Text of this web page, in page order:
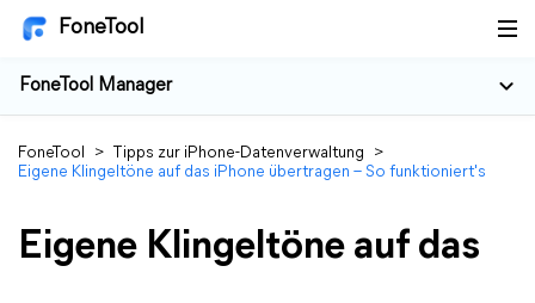
FoneTool
FoneTool Manager
FoneTool > Tipps zur iPhone-Datenverwaltung
>
Eigene Klingeltöne auf das iPhone übertragen – So funktioniert's
Eigene Klingeltöne auf das